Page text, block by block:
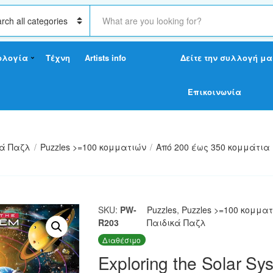
S
a
c
x
Τέχνη Artists info Δείτε την συλλογή
Επικοινωνία
Παζλ / Puzzles >=100 κομματιών / Από 200 έως 350 κομμάτια
SKU: PW-
R203
Puzzles, Puzzles >=100
Παιδικά Παζλ
Διαθέσιμο
Exploring the Solar